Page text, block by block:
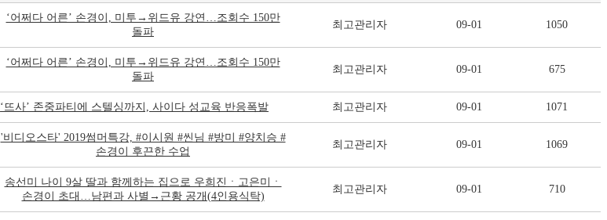
‘어쩌다 어른’ 손경이, 미투→위드유 강연…조회수 150만
돌파
최고관리자 09-01 1050
‘어쩌다 어른’ 손경이, 미투→위드유 강연…조회수 150만
돌파
최고관리자 09-01 675
‘뜨사’ 존중파티에 스텔싱까지, 사이다 성교육 반응폭발 최고관리자 09-01 1071
'비디오스타' 2019썸머특강, #이시원 #씬님 #방미 #양치승 #
손경이 후끈한 수업
최고관리자 09-01 1069
송선미 나이 9살 딸과 함께하는 집으로 우희진ㆍ고은미ㆍ
손경이 초대…남편과 사별→근황 공개(4인용식탁)
최고관리자 09-01 710